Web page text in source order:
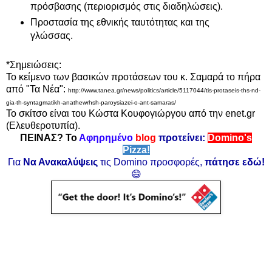
πρόσβασης (περιορισμός στις διαδηλώσεις).
Προστασία της εθνικής ταυτότητας και της
γλώσσας.
*Σημειώσεις:
Το κείμενο των βασικών προτάσεων του κ. Σαμαρά το πήρα
από "Τα Νέα": http://www.tanea.gr/news/politics/article/5117044/tis-protaseis-ths-nd-
gia-th-syntagmatikh-anathewrhsh-paroysiazei-o-ant-samaras/
Το σκίτσο είναι του Κώστα Κουφογιώργου από την enet.gr
(Ελευθεροτυπία).
ΠΕΙΝΑΣ? ΤοΑφηρημένο blog προτείνει: Domino's
Pizza!
Για Να Ανακαλύψειςτις Domino προσφορές, πάτησε εδώ!
😄